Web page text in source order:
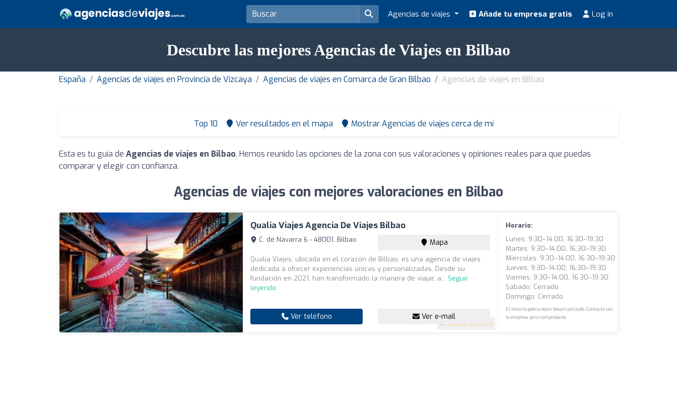
Agencias de viajes Añade tu empresa gratis Log in
Descubre las mejores Agencias de Viajes en Bilbao
España Agencias de viajes en Provincia de Vizcaya Agencias de viajes en Comarca de Gran Bilbao Agencias de viajes en Bilbao
Top 10 Ver resultados en el mapa Mostrar Agencias de viajes cerca de mí
Esta es tu guía de Agencias de viajes en Bilbao. Hemos reunido las opciones de la zona con sus valoraciones y opiniones reales para que puedas
comparar y elegir con confianza.
Agencias de viajes con mejores valoraciones en Bilbao
Qualia Viajes Agencia De Viajes Bilbao
4.9 (128 opiniones)
C. de Navarra 6 - 48001, Bilbao Mapa
Qualia Viajes, ubicada en el corazón de Bilbao, es una agencia de viajes
dedicada a ofrecer experiencias únicas y personalizadas. Desde su
fundación en 2021, han transformado la manera de viajar, a... Seguir
leyendo
Ver teléfono Ver e-mail
Horario:
Lunes: 9:30–14:00, 16:30–19:30
Martes: 9:30–14:00, 16:30–19:30
Miércoles: 9:30–14:00, 16:30–19:30
Jueves: 9:30–14:00, 16:30–19:30
Viernes: 9:30–14:00, 16:30–19:30
Sábado: Cerrado
Domingo: Cerrado
El horario podría estar desactualizado. Contacta con
la empresa para comprobarlo.